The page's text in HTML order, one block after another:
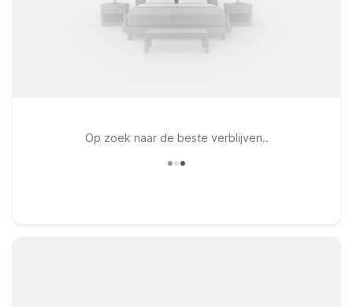
Op zoek naar de beste verblijven..